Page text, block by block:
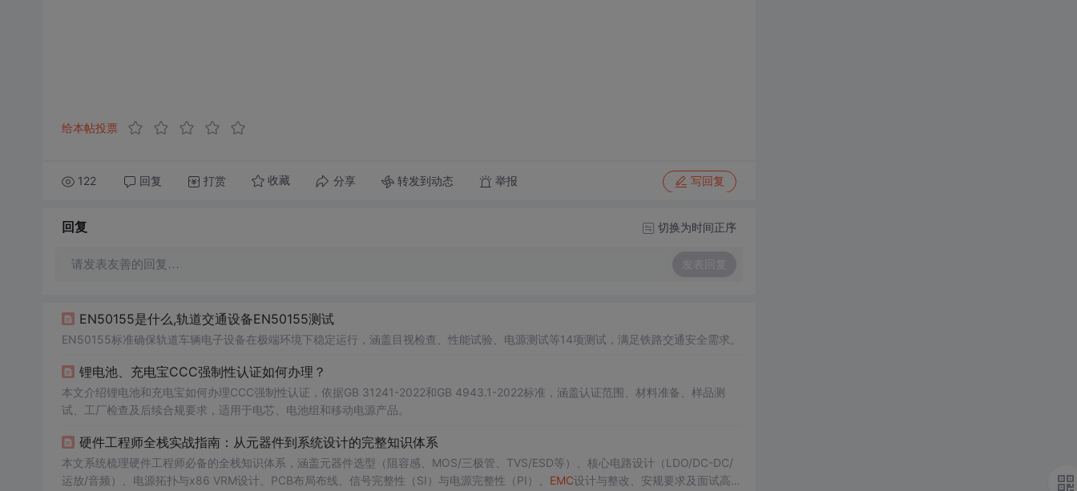
给本帖投票
122 回复 打赏 收藏 分享 转发到动态 举报 写回复
回复 切换为时间正序
请发表友善的回复… 发表回复
EN50155是什么,轨道交通设备EN50155测试
EN50155标准确保轨道车辆电子设备在极端环境下稳定运行，涵盖目视检查、性能试验、电源测试等14项测试，满足铁路交通安全需求。
锂电池、充电宝CCC强制性认证如何办理？
本文介绍锂电池和充电宝如何办理CCC强制性认证，依据GB 31241-2022和GB 4943.1-2022标准，涵盖认证范围、材料准备、样品测
试、工厂检查及后续合规要求，适用于电芯、电池组和移动电源产品。
硬件工程师全栈实战指南：从元器件到系统设计的完整知识体系
本文系统梳理硬件工程师必备的全栈知识体系，涵盖元器件选型（阻容感、MOS/三极管、TVS/ESD等）、核心电路设计（LDO/DC-DC/
运放/音频）、电源拓扑与x86 VRM设计、PCB布局布线、信号完整性（SI）与电源完整性（PI）、 EMC设计与整改、安规要求及面试高频